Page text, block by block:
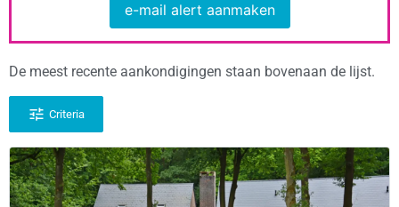
e-mail alert aanmaken
De meest recente aankondigingen staan bovenaan de lijst.
Criteria